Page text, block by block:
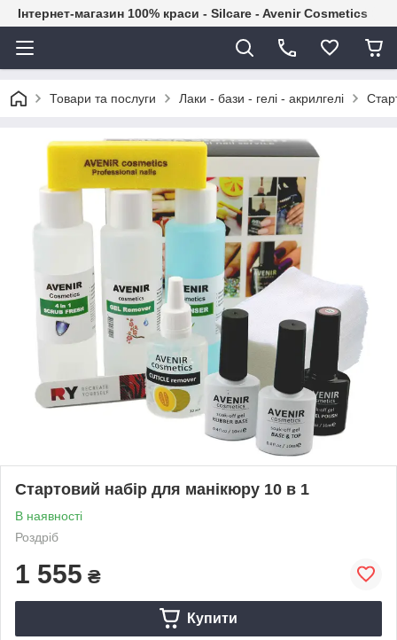
Інтернет-магазин 100% краси - Silcare - Avenir Cosmetics
Товари та послуги Лаки - бази - гелі - акрилгелі
Стартовий набір для манікюру 10 в 1
В наявності
Роздріб
1 555 ₴
Купити